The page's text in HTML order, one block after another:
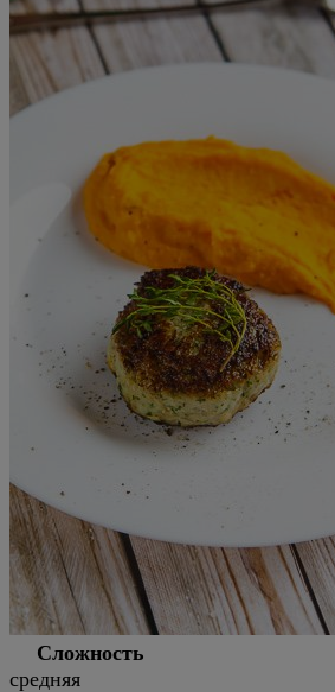
Сложность
средняя